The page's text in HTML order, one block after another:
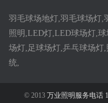
羽毛球场地灯,羽毛球场灯,
照明,LED灯,LED球场灯,
场灯,足球场灯,乒乓球场灯
统,
© 2013 万业照明服务电话